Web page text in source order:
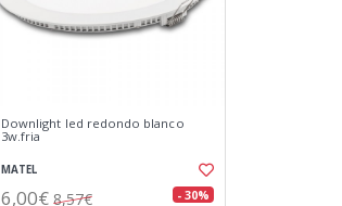
Downlight led redondo blanco
3w.fria
MATEL
6,00€ 8,57€ - 30%